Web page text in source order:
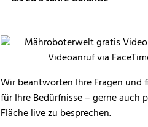
Wir beantworten Ihre Fragen und
für Ihre Bedürfnisse – gerne auch
Fläche live zu besprechen.